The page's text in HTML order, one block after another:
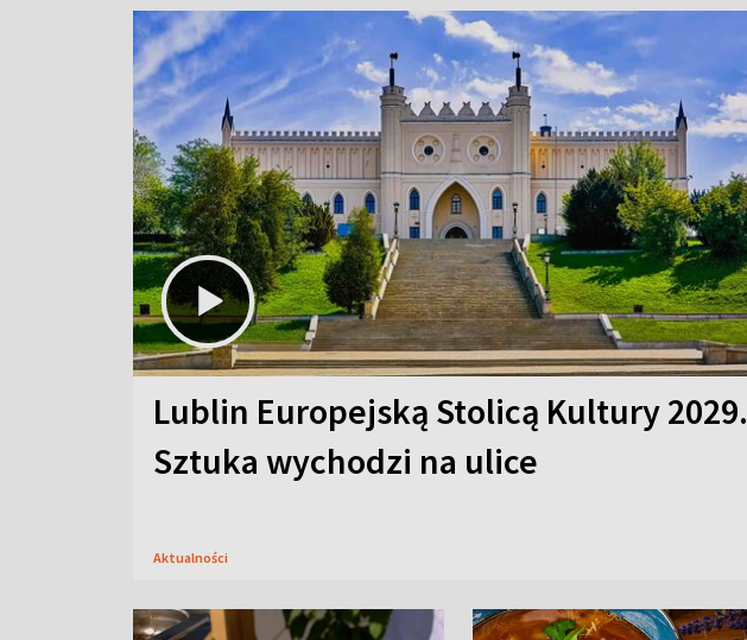
Lublin Europejską Stolicą Kultury 2029.
Sztuka wychodzi na ulice
Aktualności